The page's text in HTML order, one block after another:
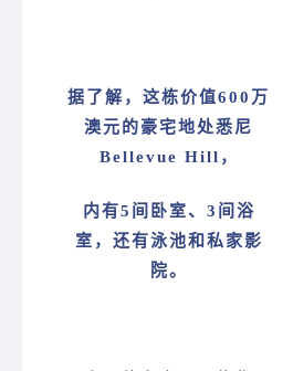
据了解，这栋价值600万
澳元的豪宅地处悉尼
Bellevue Hill，
内有5间卧室、3间浴
室，还有泳池和私家影
院。